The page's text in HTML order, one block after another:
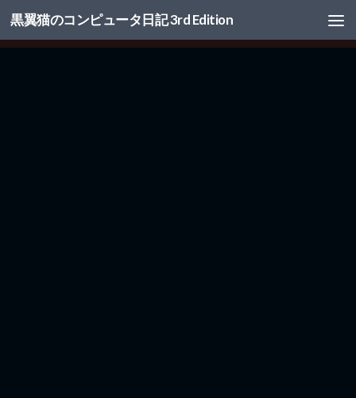
コンテンツへスキップ
黒翼猫のコンピュータ日記 3rd Edition